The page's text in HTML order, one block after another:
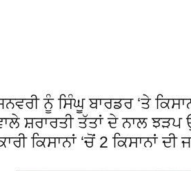
ਨੂੰ ਸਿੰਘੂ ਬਾਰਡਰ ‘ਤੇ
ਸ਼ਰਾਰਤੀ ਤੱਤਾਂ ਦੇ ਨਾਲ ਝੜਪ
ਕਿਸਾਨਾਂ ‘ਚੋਂ 2 ਕਿਸਾਨਾਂ